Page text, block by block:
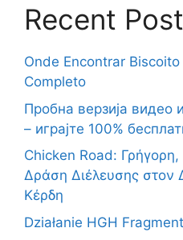
Recent
Onde Encontrar
Completo
Пробна верзија видео
– играјте 100%
Chicken Road:
Δράση Διέλευσης στον
Κέρδη
Działanie HGH